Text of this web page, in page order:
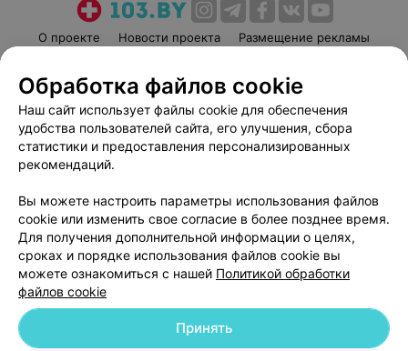
О проекте Новости проекта
Размещение рекламы
Пользовательское соглашение
Способы оплаты
Вакансии
Партнеры
Написать руководителю 103.by
Обработка персональных данных
© 2026 ООО «Артокс Лаб», УНП 191700409 | 220012, Республика Беларусь,
Обработка файлов cookie
Наш сайт использует файлы cookie для обеспечения
удобства пользователей сайта, его улучшения, сбора
статистики и предоставления персонализированных
рекомендаций.
Вы можете настроить параметры использования файлов
cookie или изменить свое согласие в более позднее время.
Для получения дополнительной информации о целях,
сроках и порядке использования файлов cookie вы
можете ознакомиться с нашей Политикой обработки
файлов cookie
Принять